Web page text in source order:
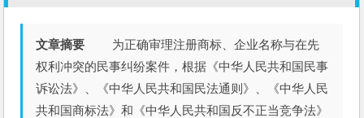
文章摘要 为正确审理注册商标、企业名称与在先
权利冲突的民事纠纷案件，根据《中华人民共和国民事
诉讼法》、《中华人民共和国民法通则》、《中华人民
共和国商标法》和《中华人民共和国反不正当竞争法》